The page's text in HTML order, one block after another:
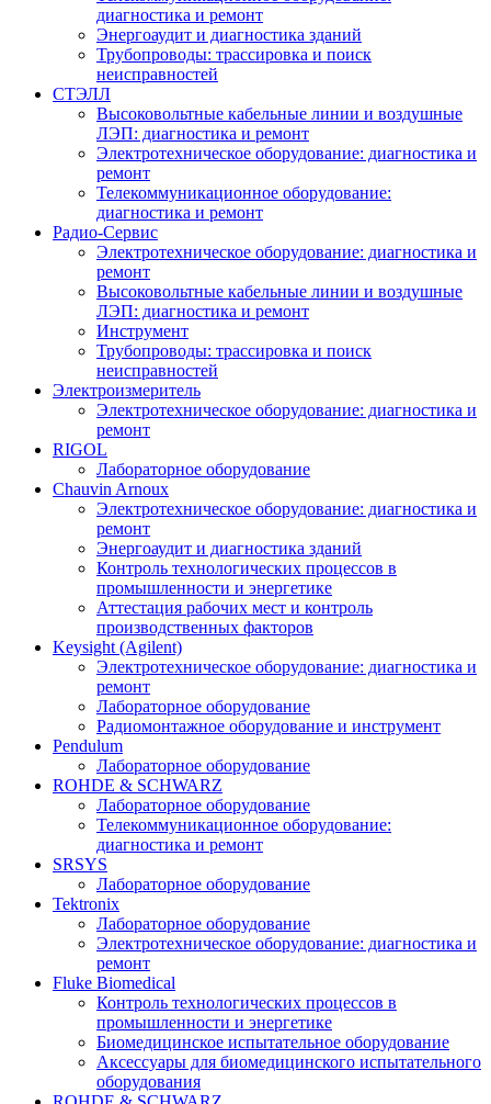
диагностика и ремонт
Энергоаудит и диагностика зданий
Трубопроводы: трассировка и поиск
неисправностей
СТЭЛЛ
Высоковольтные кабельные линии и воздушные
ЛЭП: диагностика и ремонт
Электротехническое оборудование: диагностика и
ремонт
Телекоммуникационное оборудование:
диагностика и ремонт
Радио-Cервис
Электротехническое оборудование: диагностика и
ремонт
Высоковольтные кабельные линии и воздушные
ЛЭП: диагностика и ремонт
Инструмент
Трубопроводы: трассировка и поиск
неисправностей
Электроизмеритель
Электротехническое оборудование: диагностика и
ремонт
RIGOL
Лабораторное оборудование
Chauvin Arnoux
Электротехническое оборудование: диагностика и
ремонт
Энергоаудит и диагностика зданий
Контроль технологических процессов в
промышленности и энергетике
Аттестация рабочих мест и контроль
производственных факторов
Keysight (Agilent)
Электротехническое оборудование: диагностика и
ремонт
Лабораторное оборудование
Радиомонтажное оборудование и инструмент
Pendulum
Лабораторное оборудование
ROHDE & SCHWARZ
Лабораторное оборудование
Телекоммуникационное оборудование:
диагностика и ремонт
SRSYS
Лабораторное оборудование
Tektronix
Лабораторное оборудование
Электротехническое оборудование: диагностика и
ремонт
Fluke Biomedical
Контроль технологических процессов в
промышленности и энергетике
Биомедицинское испытательное оборудование
Аксессуары для биомедицинского испытательного
оборудования